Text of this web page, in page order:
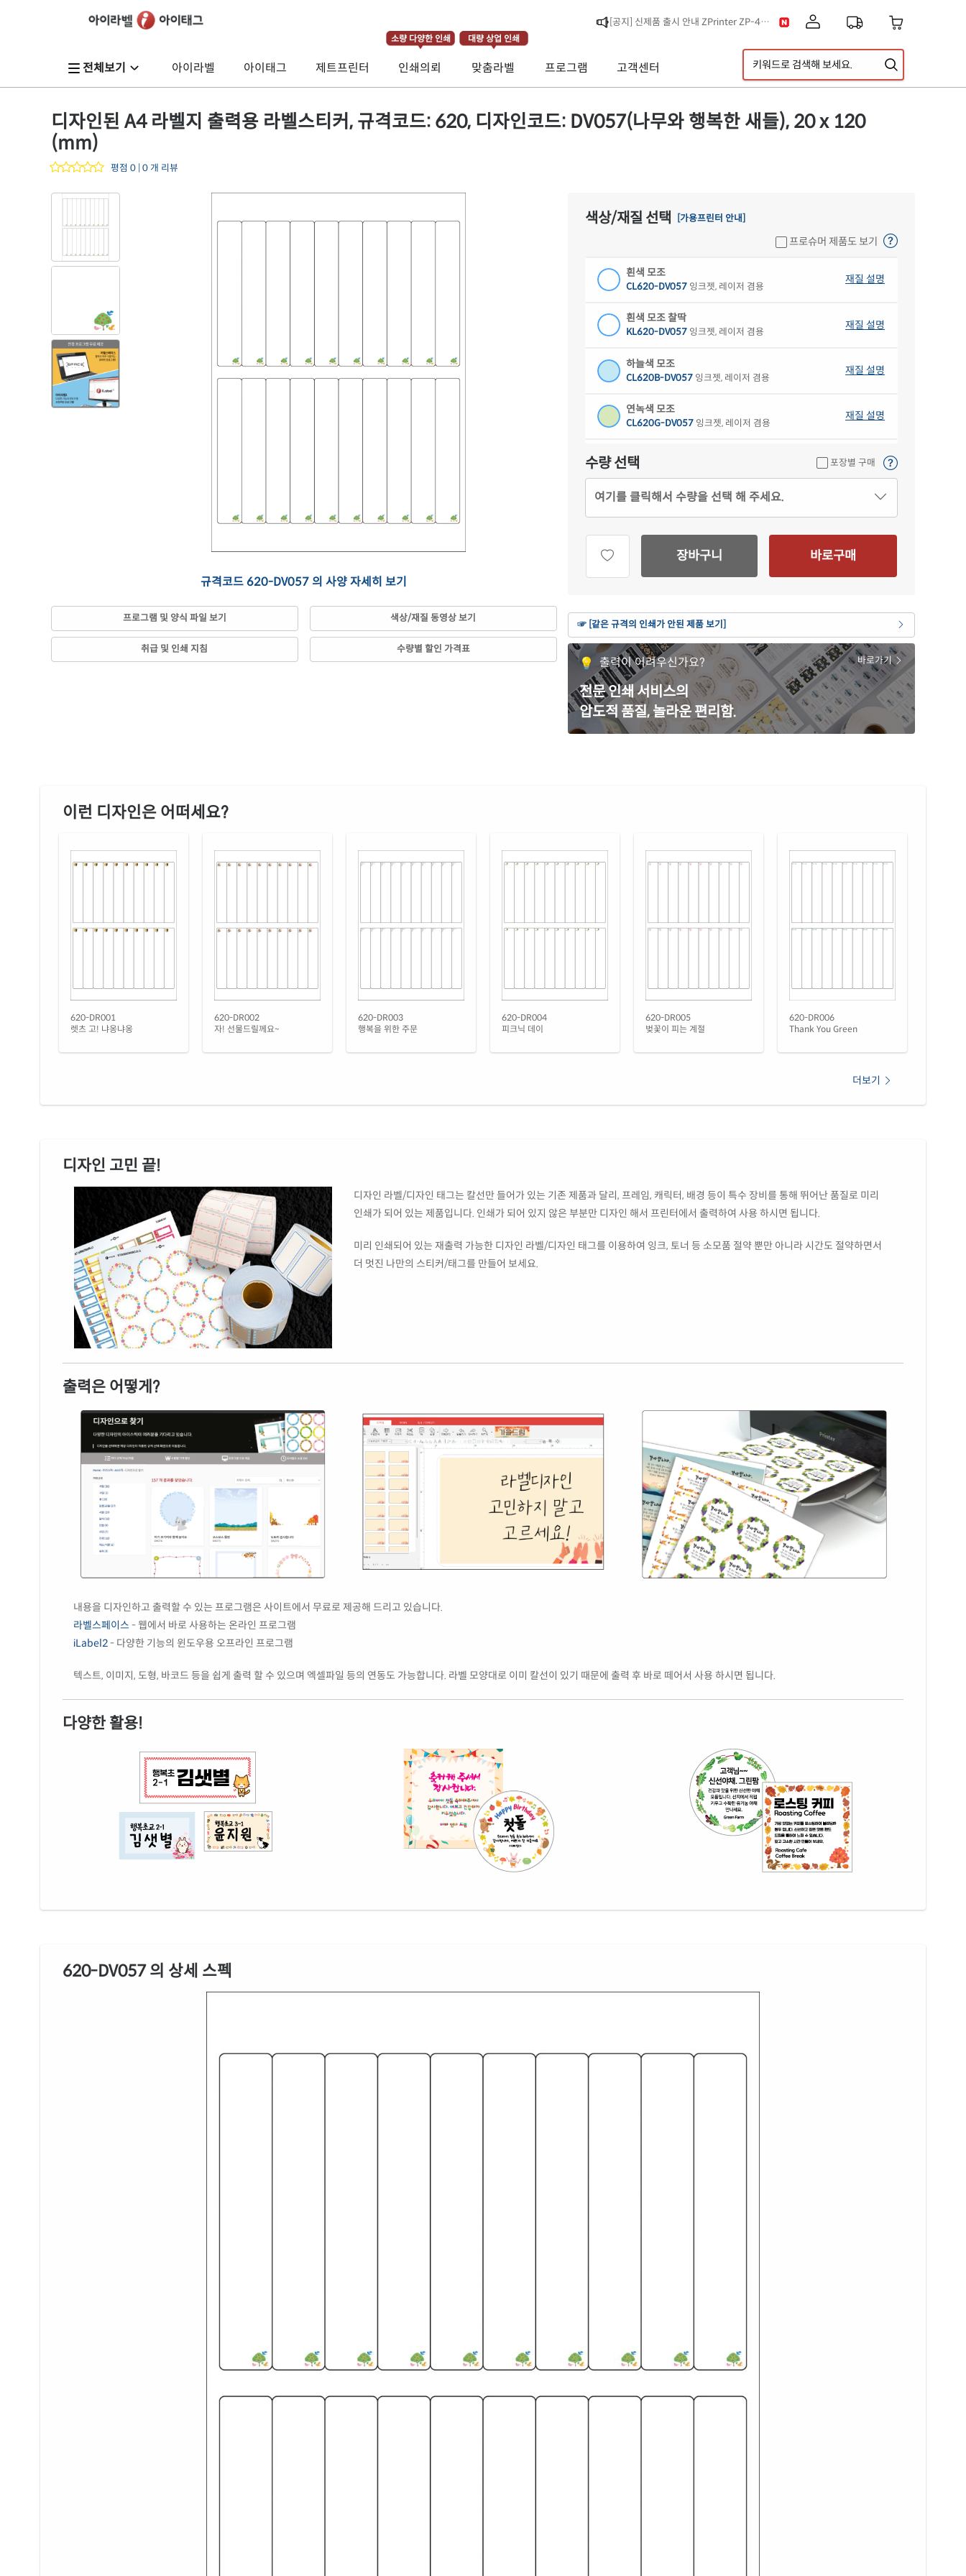
[공지] 신제품 출시 안내 ZPrinter ZP-4121B
[공지] 택배 없는 날 & 광복절 배송안내
[공지] 고객센터 운영시간 및 내선번호 변경 안내
[공지] 아이라벨 무료배송 기준 금액 변경 안내
전체보기 아이라벨 아이태그 제트프린터
소량 다양한 인쇄
인쇄의뢰
대량 상업 인쇄
맞춤라벨 프로그램 고객센터
디자인된 A4 라벨지 출력용 라벨스티커, 규격코드: 620, 디자인코드: DV057(나무와 행복한 새들), 20 x 120
(mm)
평점 0 | 0 개 리뷰
규격코드 620-DV057 의 사양 자세히 보기
프로그램 및 양식 파일 보기 색상/재질 동영상 보기
취급 및 인쇄 지침 수량별 할인 가격표
색상/재질 선택 [가용프린터 안내]
프로슈머 제품도 보기
흰색 모조
CL620-DV057 잉크젯, 레이저 겸용
재질 설명
흰색 모조 찰딱
KL620-DV057 잉크젯, 레이저 겸용
재질 설명
하늘색 모조
CL620B-DV057 잉크젯, 레이저 겸용
재질 설명
연녹색 모조
CL620G-DV057 잉크젯, 레이저 겸용
재질 설명
분홍색 모조
CL620P-DV057
재질 설명
연노란색 모조
CL620Y-DV057잉크젯, 레이저 겸용
CL620KR-DV057 잉크젯, 레이저 겸용
재질 설명
흰색 광택 레이저
CL620LG-DV057 레이저 전용
재질 설명
흰색(50μm) 광택 방수 레이저
CL620WP-DV057 레이저 전용
재질 설명
흰색 무광 방수 레이저
재질 설명
수량 선택 포장별 구매
여기를 클릭해서 수량을 선택 해 주세요.
장바구니 바로구매
☞ [같은 규격의 인쇄가 안된 제품 보기]
출력이 어려우신가요?
전문 인쇄 서비스의
압도적 품질, 놀라운 편리함.
바로가기
이런 디자인은 어떠세요?
620-DR001
렛츠 고! 냐옹냐옹
620-DR002
자! 선물드릴께요~
620-DR003
행복을 위한 주문
620-DR004
피크닉 데이
620-DR005
벚꽃이 피는 계절
620-DR006
Thank You Green
더보기
디자인 고민 끝!
디자인 라벨/디자인 태그는 칼선만 들어가 있는 기존 제품과 달리, 프레임, 캐릭터, 배경 등이 특수 장비를 통해 뛰어난 품질로 미리
인쇄가 되어 있는 제품입니다. 인쇄가 되어 있지 않은 부분만 디자인 해서 프린터에서 출력하여 사용 하시면 됩니다.
미리 인쇄되어 있는 재출력 가능한 디자인 라벨/디자인 태그를 이용하여 잉크, 토너 등 소모품 절약 뿐만 아니라 시간도 절약하면서
더 멋진 나만의 스티커/태그를 만들어 보세요.
출력은 어떻게?
내용을 디자인하고 출력할 수 있는 프로그램은 사이트에서 무료로 제공해 드리고 있습니다.
라벨스페이스 - 웹에서 바로 사용하는 온라인 프로그램
iLabel2- 다양한 기능의 윈도우용 오프라인 프로그램
텍스트, 이미지, 도형, 바코드 등을 쉽게 출력 할 수 있으며 엑셀파일 등의 연동도 가능합니다. 라벨 모양대로 이미 칼선이 있기 때문에 출력 후 바로 떼어서 사용 하시면 됩니다.
다양한 활용!
620-DV057 의 상세 스펙